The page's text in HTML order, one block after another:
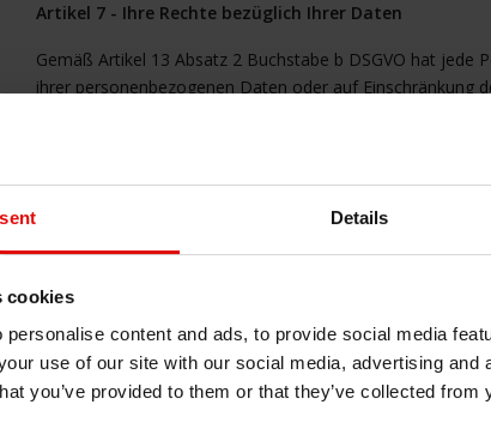
Details
cookies
personalise content and ads, to provide social media
use of our site with our social media, advertising
you’ve provided to them or that they’ve collected
Artikel 7 - Ihre Rechte bezüglich Ihrer Daten
Gemäß Artikel 13 Absatz 2 Buchstabe b DSGVO hat
ihrer personenbezogenen Daten oder auf Einschränkung
Jeder solche Antrag muss von einer Kopie eines gültigen
haben, und unter Angabe der Adresse, unter der Sie
Antrags erhalten Sie eine Antwort. Je nach Komplexität
Im Falle eines Verstoßes gegen Rechtsvorschriften, des
Administrator gesammelten personenbezogenen Daten
dieser Behörden weitergegeben, woraufhin diese